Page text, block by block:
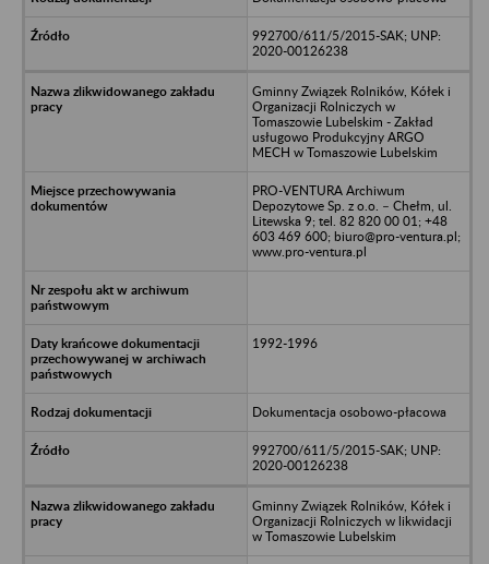
992700/611/5/2015-SAK; UNP:
2020-00126238
Gminny Związek Rolników, Kółek i
Organizacji Rolniczych w
Tomaszowie Lubelskim - Zakład
usługowo Produkcyjny ARGO
MECH w Tomaszowie Lubelskim
PRO-VENTURA Archiwum
Depozytowe Sp. z o.o. – Chełm, ul.
Litewska 9; tel. 82 820 00 01; +48
603 469 600; biuro@pro-ventura.pl;
www.pro-ventura.pl
1992-1996
Dokumentacja osobowo-płacowa
992700/611/5/2015-SAK; UNP:
2020-00126238
Gminny Związek Rolników, Kółek i
Organizacji Rolniczych w likwidacji
w Tomaszowie Lubelskim